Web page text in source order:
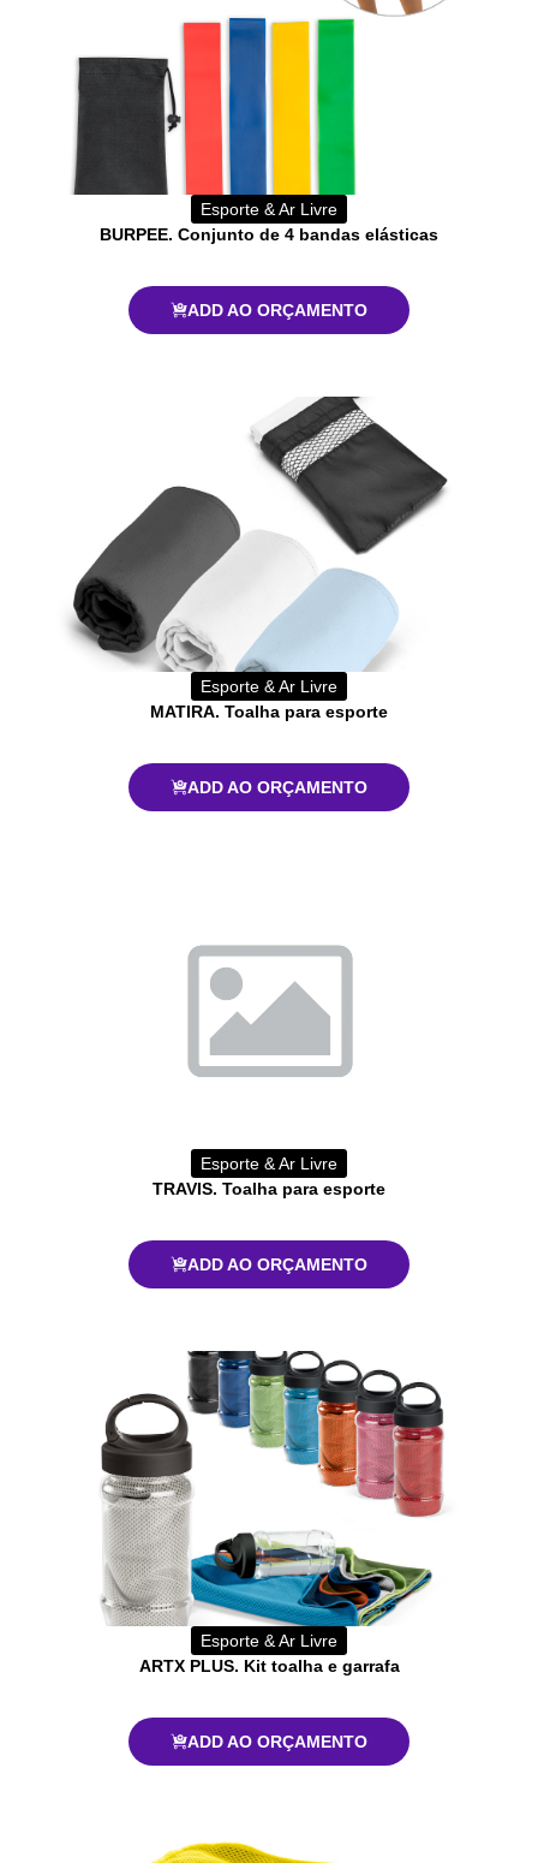
Esporte & Ar Livre
BURPEE. Conjunto de 4 bandas elásticas
ADD AO ORÇAMENTO
Esporte & Ar Livre
MATIRA. Toalha para esporte
ADD AO ORÇAMENTO
Esporte & Ar Livre
TRAVIS. Toalha para esporte
ADD AO ORÇAMENTO
Esporte & Ar Livre
ARTX PLUS. Kit toalha e garrafa
ADD AO ORÇAMENTO